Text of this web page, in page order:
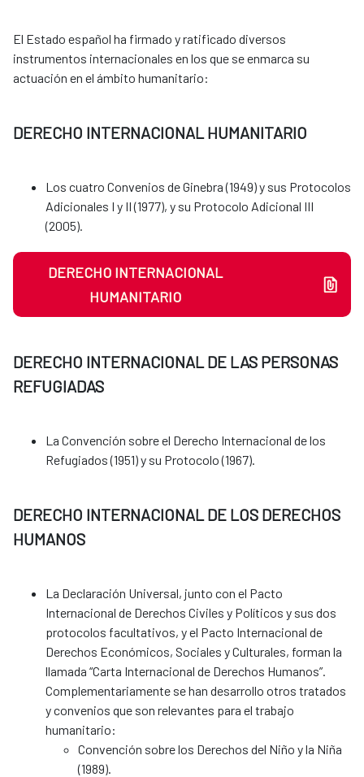
El Estado español ha firmado y ratificado diversos
instrumentos internacionales en los que se enmarca su
actuación en el ámbito humanitario:
DERECHO INTERNACIONAL HUMANITARIO
Los cuatro Convenios de Ginebra (1949) y sus Protocolos
Adicionales I y II (1977), y su Protocolo Adicional III
(2005).
DERECHO INTERNACIONAL
HUMANITARIO
DERECHO INTERNACIONAL DE LAS PERSONAS
REFUGIADAS
La Convención sobre el Derecho Internacional de los
Refugiados (1951) y su Protocolo (1967).
DERECHO INTERNACIONAL DE LOS DERECHOS
HUMANOS
La Declaración Universal, junto con el Pacto
Internacional de Derechos Civiles y Políticos y sus dos
protocolos facultativos, y el Pacto Internacional de
Derechos Económicos, Sociales y Culturales, forman la
llamada “Carta Internacional de Derechos Humanos”.
Complementariamente se han desarrollo otros tratados
y convenios que son relevantes para el trabajo
humanitario:
Convención sobre los Derechos del Niño y la Niña
(1989).